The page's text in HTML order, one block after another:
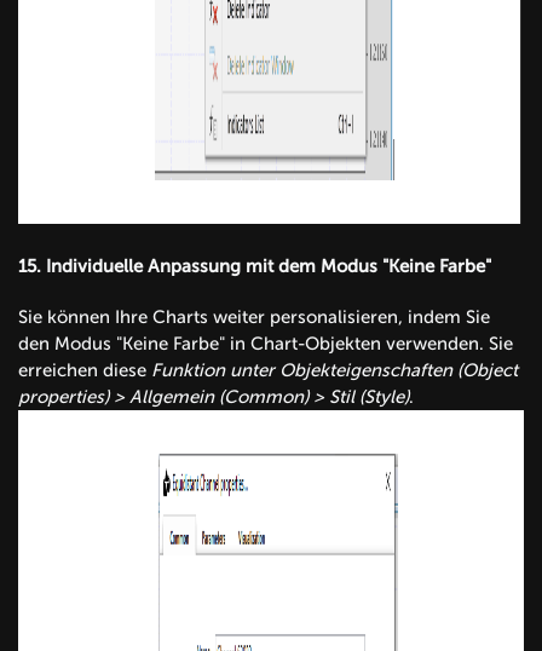
15. Individuelle Anpassung mit dem Modus "Keine Farbe"
Sie können Ihre Charts weiter personalisieren, indem Sie
den Modus "Keine Farbe" in Chart-Objekten verwenden. Sie
erreichen diese Funktion unter Objekteigenschaften (Object
properties) > Allgemein (Common) > Stil (Style).